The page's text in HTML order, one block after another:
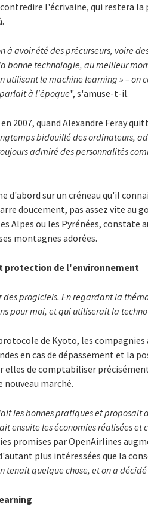
l'écrivaine, qui restera la
à avoir été des précurseurs, voire
bonne technologie, au meilleur
le machine learning » – on
à l'époque", s'amuse-t-il.
2007, quand Alexandre Feray
bidouillé des ordinateurs,
admiré des personnalités
d'abord sur un créneau qu'il
doucement, pas assez vite au
Alpes ou les Pyrénées,
montagnes adorées.
protection de l'environnement
des progiciels. En regardant la
pour moi, et qui utiliserait la
de Kyoto, les
en cas de dépassement et la
elles de comptabiliser
nouveau marché.
les bonnes pratiques et proposait
ensuite les économies réalisées
promises par OpenAirlines
plus intéressées que la
tenait quelque chose, et on a